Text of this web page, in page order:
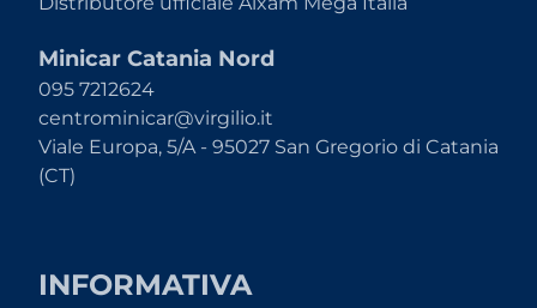
Minicar Catania Nord
095 7212624
centrominicar@virgilio.it
Viale Europa, 5/A - 95027 San Gregorio di Catania
(CT)
INFORMATIVA